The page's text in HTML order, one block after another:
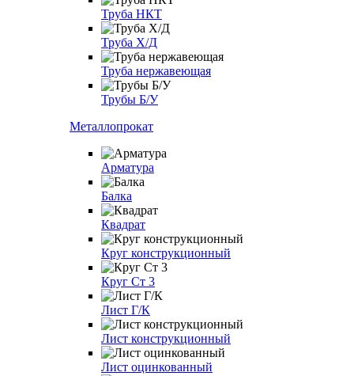
Труба НКТ
Труба Х/Д
Труба нержавеющая
Трубы Б/У
Металлопрокат
Арматура
Балка
Квадрат
Круг конструкционный
Круг Ст 3
Лист Г/К
Лист конструкционный
Лист оцинкованный